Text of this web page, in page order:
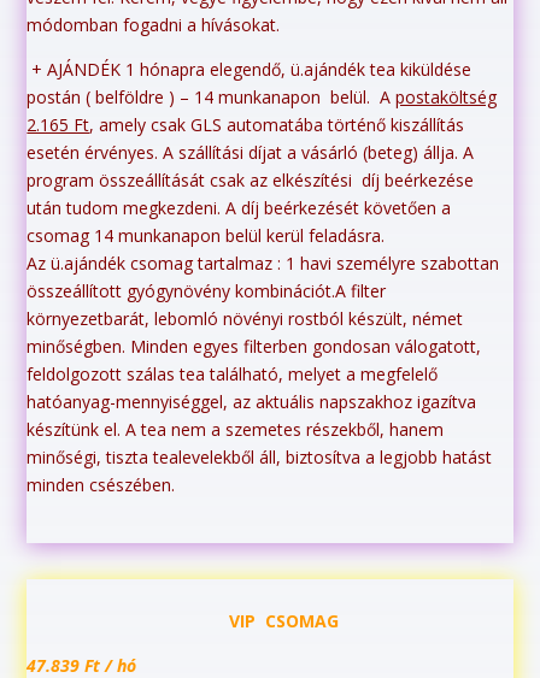
módomban fogadni a hívásokat.
+ AJÁNDÉK 1 hónapra elegendő, ü.ajándék tea kiküldése
postán ( belföldre ) – 14 munkanapon belül. Apostaköltség
2.165 Ft, amely csak GLS automatába történő kiszállítás
esetén érvényes. A szállítási díjat a vásárló (beteg) állja. A
program összeállítását csak az elkészítési díj beérkezése
után tudom megkezdeni. A díj beérkezését követően a
csomag 14 munkanapon belül kerül feladásra.
Az ü.ajándék csomag tartalmaz : 1 havi személyre szabottan
összeállított gyógynövény kombinációt.A filter
környezetbarát, lebomló növényi rostból készült, német
minőségben. Minden egyes filterben gondosan válogatott,
feldolgozott szálas tea található, melyet a megfelelő
hatóanyag-mennyiséggel, az aktuális napszakhoz igazítva
készítünk el. A tea nem a szemetes részekből, hanem
minőségi, tiszta tealevelekből áll, biztosítva a legjobb hatást
minden csészében.
VIP CSOMAG
47.839 Ft / hó